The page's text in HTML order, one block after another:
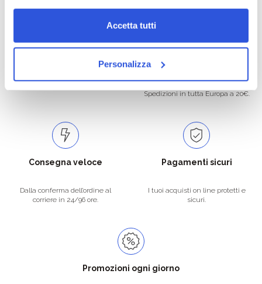
Accetta tutti
Personalizza
Oltre 50.000 prodotti
per soddisfare tutte le esigenze.
Spedizione gratuita
la spedizione la regaliamo noi.
Spedizioni in tutta Europa a 20€.
Consegna veloce
Dalla conferma dell’ordine al
corriere in 24/96 ore.
Pagamenti sicuri
I tuoi acquisti on line protetti e
sicuri.
Promozioni ogni giorno